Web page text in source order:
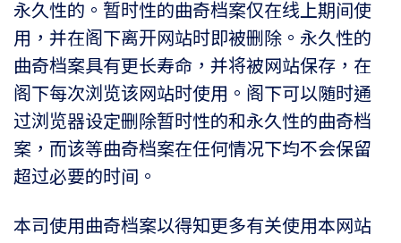
永久性的。暂时性的曲奇档案仅在线上期间使
用，并在阁下离开网站时即被删除。永久性的
曲奇档案具有更长寿命，并将被网站保存，在
阁下每次浏览该网站时使用。阁下可以随时通
过浏览器设定删除暂时性的和永久性的曲奇档
案，而该等曲奇档案在任何情况下均不会保留
超过必要的时间。
本司使用曲奇档案以得知更多有关使用本网站